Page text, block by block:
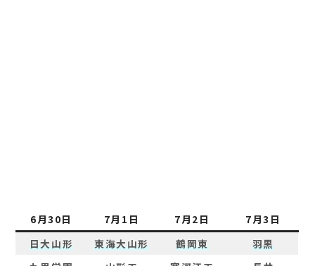
6月30日 7月1日 7月2日
7月3日
日大山形
東海大山形 鶴岡東
羽黒